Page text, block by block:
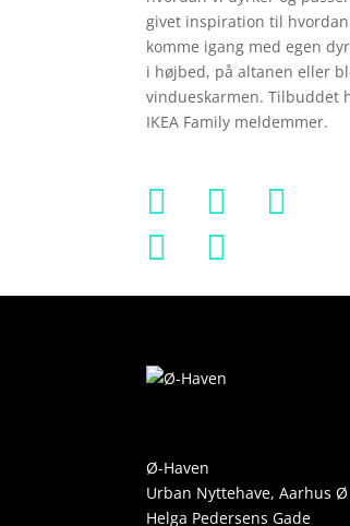
givet inspiration til
komme igang med egen
i højbed, på altanen eller
vindueskarmen. Tilbuddet
IKEA Family meldemmer.
 



Ø-Haven
Urban Nyttehave, Aarhus Ø
Helga Pedersens Gade